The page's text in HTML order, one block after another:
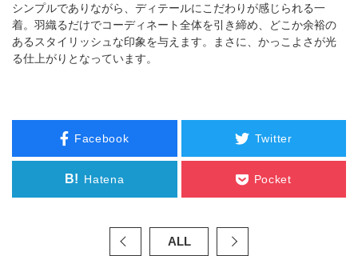
シンプルでありながら、ディテールにこだわりが感じられる一
着。羽織るだけでコーディネート全体を引き締め、どこか余裕の
あるスタイリッシュな印象を与えます。まさに、かっこよさが光
る仕上がりとなっています。
Facebook Twitter
B! Hatena Pocket
ALL